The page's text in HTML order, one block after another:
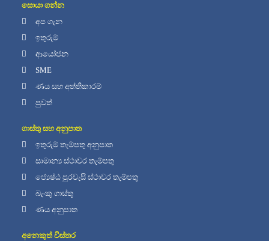
සොයා ගන්න
අප ගැන
ඉතුරුම්
ආයෝජන
SME
ණය සහ අත්තිකාරම්
පුවත්
ගාස්තු සහ අනුපාත
ඉතුරුම් තැම්පතු අනුපාත
සාමාන්‍ය ස්ථාවර තැම්පතු
ජ්‍යෙෂ්ඨ පුරවැසි ස්ථාවර තැම්පතු
බැංකු ගාස්තු
ණය අනුපාත
අනෙකුත් විස්තර